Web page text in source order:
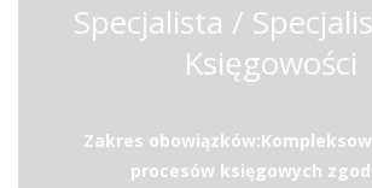
Specjalista /
Księgowości
Zakres
procesów księgowych